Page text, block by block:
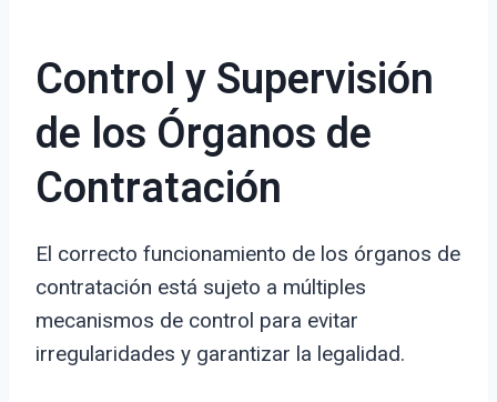
Control y Supervisión
de los Órganos de
Contratación
El correcto funcionamiento de los órganos de
contratación está sujeto a múltiples
mecanismos de control para evitar
irregularidades y garantizar la legalidad.